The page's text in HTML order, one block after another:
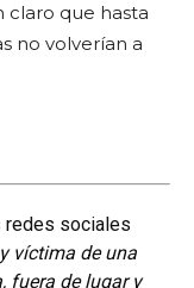
claro que hasta
no volverían a
redes sociales
víctima de una
fuera de lugar y